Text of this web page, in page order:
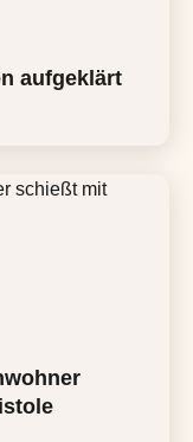
aufgeklärt